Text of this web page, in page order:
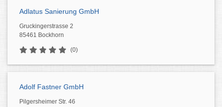
Adlatus Sanierung GmbH
Gruckingerstrasse 2
85461 Bockhorn
(0)
Adolf Fastner GmbH
Pilgersheimer Str. 46